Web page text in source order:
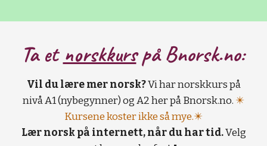
Ta et norskkurspå Bnorsk.no:
Vil du lære mer norsk?Vi har norskkurs på
nivå A1 (nybegynner) og A2 her på Bnorsk.no. ✴️
Kursene koster ikke så mye.✴️
Lær norsk på internett, når du har tid.Velg